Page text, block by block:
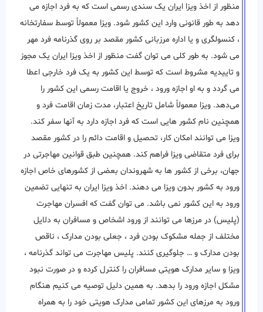
منظور از اخذ ویزا ایران یک سندی رسمی است که به فرد اجازه می
دهد به طور قانونی وارد این کشور شود. ویزا معمولاً توسط سفارتخانه
، کنسولگری و یا اداره مرزبانی کشور مقصد بر روی گذرنامه فرد مهر
می شود. به طور کلی می توان گفت منظور از اخذ ویزا ایران یک مجوز
و تاییدیه مشروط است که توسط این کشور به یک فرد خارجی اعطا
می ‌گردد و به او اجازه ورود ، خروج یا اقامت رسمی این کشور را
می‌دهد. ویزا معمولاً شامل تاریخ اعتبار، مدت زمان اقامت فرد و
همچنین نام کشور هایی است که فرد اجازه دارد به آنها سفر کند.
ویزا می توانند امکان کار، تحصیل و اقامت دائم را در کشور مقصد
برای فرد متقاضی ویزا فراهم کند. همچنین طبق قوانین مهاجرتی در
جهان، برخی از کشور ها به شهروندان بعضی از کشورهای خاص اجازه
ورود به کشور بدون ویزا می دهند. اخذ ویزا ایران به تنهایی تضمین
ورود به این کشور نمی باشد. می توان گفت که افسران مهاجرت
(پلیس) در مرزها می ‌توانند از ورود اشخاص و مسافران به دلایل
مختلف از جمله مشکوک بودن فرد ، جعلی بودن مدارک ، ناقص
بودن مدارک و … جلوگیری ‌کنند. پلیس مهاجرت می تواند گذرنامه ،
ویزا و سایر مدارک هویتی مسافران را کنترل کرده و در صورت نبود
مشکل اجازه ورود را بدهد. به همین دلیل توصیه می کنیم هنگام
ورود به مرزهای این کشور تمامی مدارک هویتی خود را به همراه